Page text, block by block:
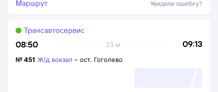
Маршрут Увидели ошибку?
08:50 09:13
23 м
Трансавтосервис
№451 Ж/д вокзал – ост. Гоголево